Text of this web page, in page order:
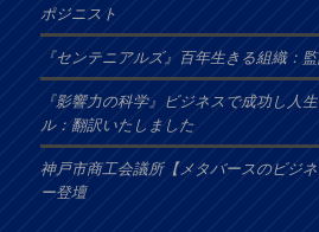
ポジニスト
『センテニアルズ』百年生きる組織：
『影響力の科学』ビジネスで成功し人
ル：翻訳いたしました
神戸市商工会議所【メタバースのビジ
ー登壇